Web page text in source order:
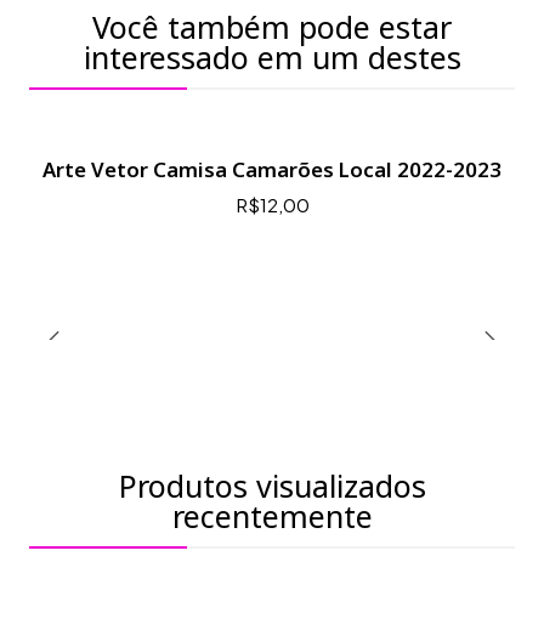
Você também pode estar
interessado em um destes
Arte Vetor Camisa Camarões Local 2022-2023
R$12,00
Produtos visualizados
recentemente